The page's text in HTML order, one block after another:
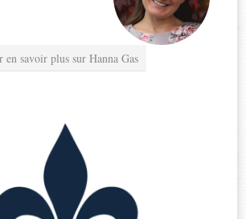
savoir plus sur Hanna Gas